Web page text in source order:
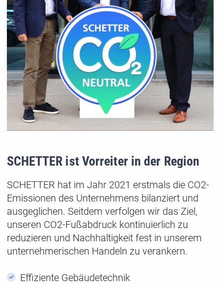
SCHETTER ist Vorreiter in der Region
SCHETTER hat im Jahr 2021 erstmals die CO2-
Emissionen des Unternehmens bilanziert und
ausgeglichen. Seitdem verfolgen wir das Ziel,
unseren CO2-Fußabdruck kontinuierlich zu
reduzieren und Nachhaltigkeit fest in unserem
unternehmerischen Handeln zu verankern.
Effiziente Gebäudetechnik